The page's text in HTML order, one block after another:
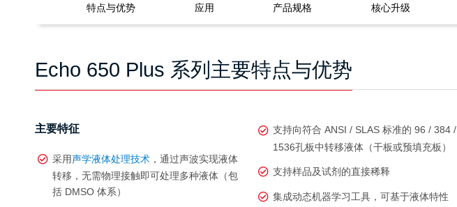
特点与优势 应用 产品规格 核心升级
Echo 650 Plus 系列主要特点与优势
主要特征
采用声学液体处理技术 ，通过声波实现液体
转移，无需物理接触即可处理多种液体（包
括 DMSO 体系）
支持向符合 ANSI / SLAS 标准的 96 / 384 /
1536孔板中转移液体（干板或预填充板）
支持样品及试剂的直接稀释
集成动态机器学习工具，可基于液体特性